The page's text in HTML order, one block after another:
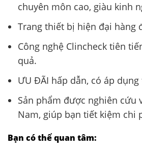
chuyên môn cao, giàu kinh
Trang thiết bị hiện đại hàng
Công nghệ Clincheck tiên
quả.
ƯU ĐÃI hấp dẫn, có áp dụng
Sản phẩm được nghiên cứu
Nam, giúp bạn tiết kiệm chi
Bạn có thể quan tâm: